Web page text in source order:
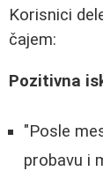
Korisnici
čajem:
Pozitivna
"Posle
probavu i